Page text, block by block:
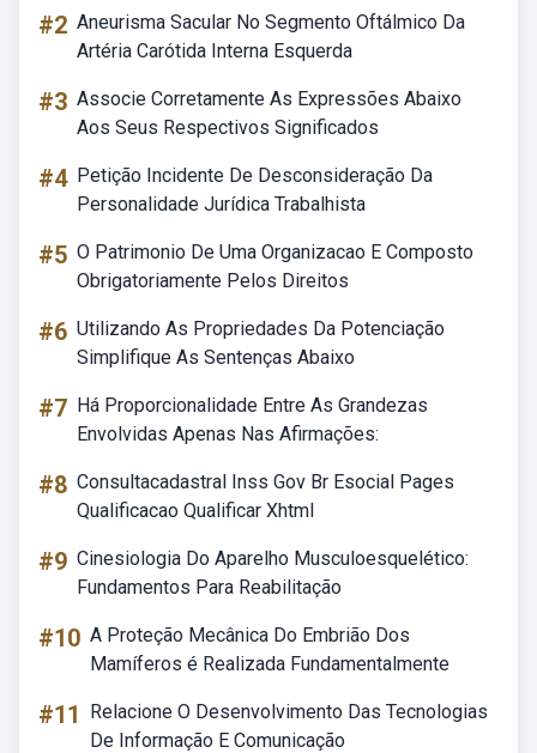
#2 Aneurisma Sacular No Segmento Oftálmico Da
Artéria Carótida Interna Esquerda
#3 Associe Corretamente As Expressões Abaixo
Aos Seus Respectivos Significados
#4 Petição Incidente De Desconsideração Da
Personalidade Jurídica Trabalhista
#5 O Patrimonio De Uma Organizacao E Composto
Obrigatoriamente Pelos Direitos
#6 Utilizando As Propriedades Da Potenciação
Simplifique As Sentenças Abaixo
#7 Há Proporcionalidade Entre As Grandezas
Envolvidas Apenas Nas Afirmações:
#8 Consultacadastral Inss Gov Br Esocial Pages
Qualificacao Qualificar Xhtml
#9 Cinesiologia Do Aparelho Musculoesquelético:
Fundamentos Para Reabilitação
#10 A Proteção Mecânica Do Embrião Dos
Mamíferos é Realizada Fundamentalmente
#11
Relacione O Desenvolvimento Das Tecnologias
De Informação E Comunicação